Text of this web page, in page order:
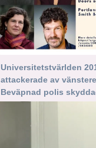
Universitetstvärlden
attackerade av
Beväpnad polis